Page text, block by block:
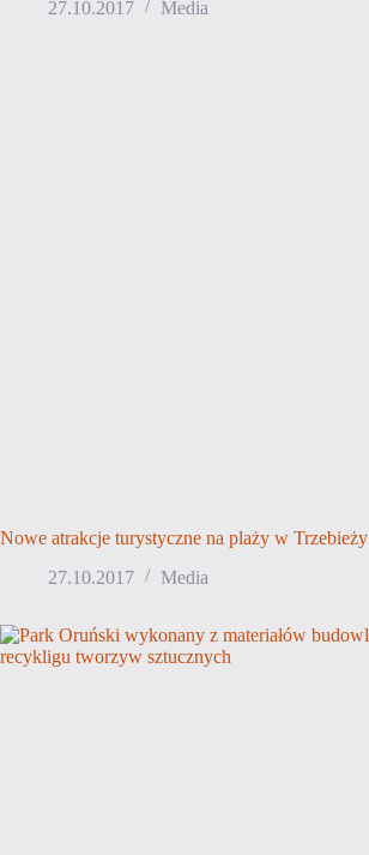
27.10.2017 Media
Nowe atrakcje turystyczne na plaży w Trzebieży
27.10.2017
Media